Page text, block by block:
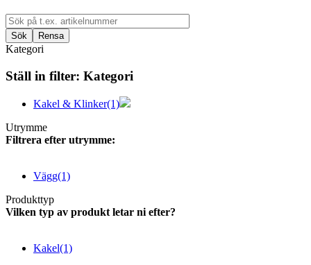
Kategori
Ställ in filter: Kategori
Kakel & Klinker(1)
Utrymme
Filtrera efter utrymme:
Vägg(1)
Produkttyp
Vilken typ av produkt letar ni efter?
Kakel(1)